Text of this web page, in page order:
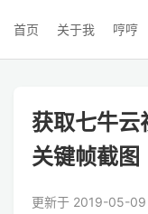
首页 关于我 哼哼
获取七牛云
关键帧截图
更新于 2019-05-